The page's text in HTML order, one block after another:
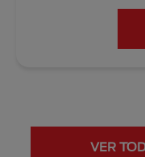
VER